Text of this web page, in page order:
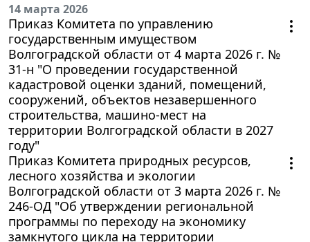
14 марта 2026
Приказ Комитета по управлению
государственным имуществом
Волгоградской области от 4 марта 2026 г. №
31-н "О проведении государственной
кадастровой оценки зданий, помещений,
сооружений, объектов незавершенного
строительства, машино-мест на
территории Волгоградской области в 2027
году"
Приказ Комитета природных ресурсов,
лесного хозяйства и экологии
Волгоградской области от 3 марта 2026 г. №
246-ОД "Об утверждении региональной
программы по переходу на экономику
замкнутого цикла на территории